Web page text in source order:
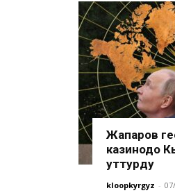
Жапаров
казинодо
уттурду
kloopkyrgyz -